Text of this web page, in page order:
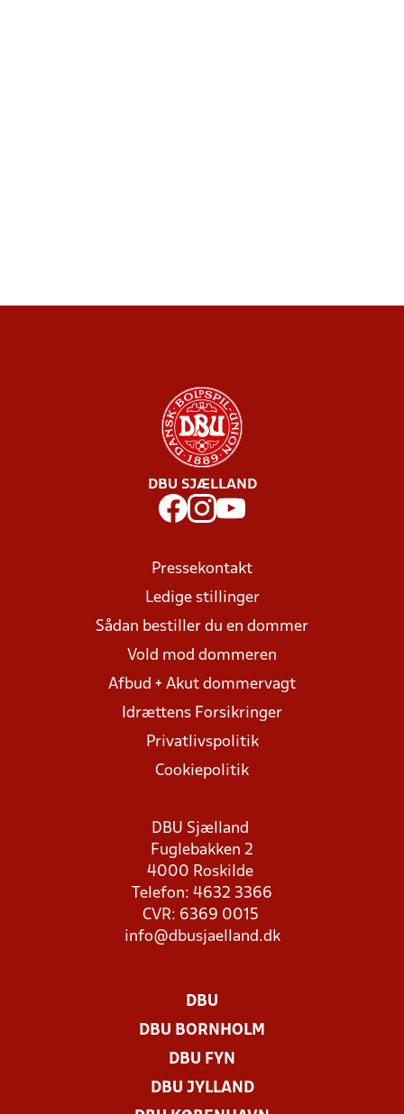
DBU SJÆLLAND
Pressekontakt
Ledige stillinger
Sådan bestiller du en dommer
Vold mod dommeren
Afbud + Akut dommervagt
Idrættens Forsikringer
Privatlivspolitik
Cookiepolitik
DBU Sjælland
Fuglebakken 2
4000 Roskilde
Telefon: 4632 3366
CVR: 6369 0015
info@dbusjaelland.dk
DBU
DBU BORNHOLM
DBU FYN
DBU JYLLAND